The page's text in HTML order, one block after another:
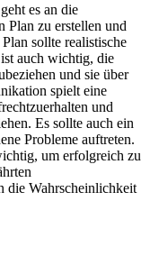
es an die
Plan zu erstellen und
sollte realistische
auch wichtig, die
und sie über
spielt eine
und
Es sollte auch ein
Probleme auftreten.
um erfolgreich zu
die Wahrscheinlichkeit